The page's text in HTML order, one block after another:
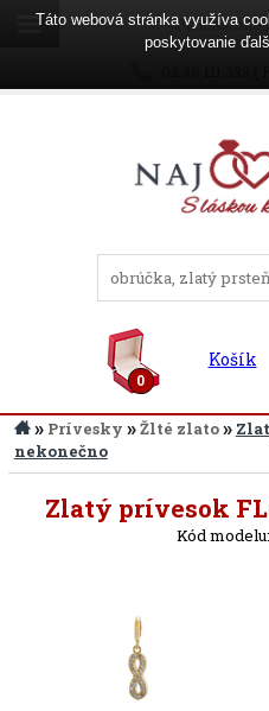
Prihlásenie
02 38 111 333
0
Košík
» Prívesky »Žlté zlato»
nekonečno
Zlatý prívesok
Kód modelu:
Späť
Táto webová stránka využíva
poskytovanie